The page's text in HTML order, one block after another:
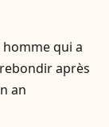
homme qui a
après
an